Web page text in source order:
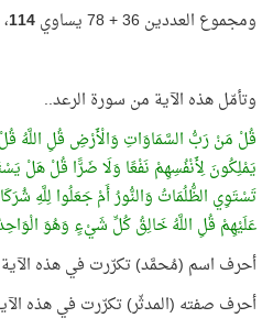
ومجموع العددين 36 + 78 يساوي 114
وتأمّل هذه الآية من سورة الرعد..
قُلْ مَنْ رَبُّ السَّمَاوَاتِ وَالْأَرْضِ قُلِ اللَّهُ قُلْ
يَمْلِكُونَ لِأَنْفُسِهِمْ نَفْعًا وَلَا ضَرًّا قُلْ هَلْ
تَسْتَوِي الظُّلُمَاتُ وَالنُّورُ أَمْ جَعَلُوا لِلَّهِ
عَلَيْهِمْ قُلِ اللَّهُ خَالِقُ كُلِّ شَيْءٍ وَهُوَ الْوَاحِدُ
أحرف اسم (مُحمَّد) تكرّرت في هذه الآية
أحرف صفته (المدثّر) تكرّرت في هذه